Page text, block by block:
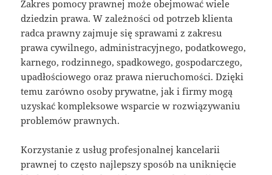
Zakres pomocy prawnej może obejmować wiele
dziedzin prawa. W zależności od potrzeb klienta
radca prawny zajmuje się sprawami z zakresu
prawa cywilnego, administracyjnego, podatkowego,
karnego, rodzinnego, spadkowego, gospodarczego,
upadłościowego oraz prawa nieruchomości. Dzięki
temu zarówno osoby prywatne, jak i firmy mogą
uzyskać kompleksowe wsparcie w rozwiązywaniu
problemów prawnych.
Korzystanie z usług profesjonalnej kancelarii
prawnej to często najlepszy sposób na uniknięcie